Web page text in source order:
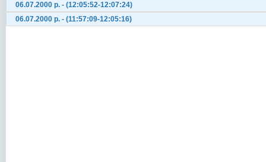
06.07.2000 р. - (12:05:52-12:07:24)
06.07.2000 р. - (11:57:09-12:05:16)